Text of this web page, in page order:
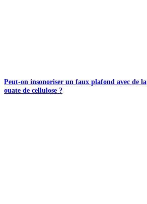
Peut-on insonoriser un faux plafond avec de la
ouate de cellulose ?